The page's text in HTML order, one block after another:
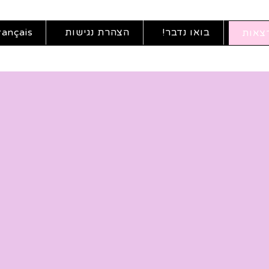
בואו נדבר! הצהרת נגישות